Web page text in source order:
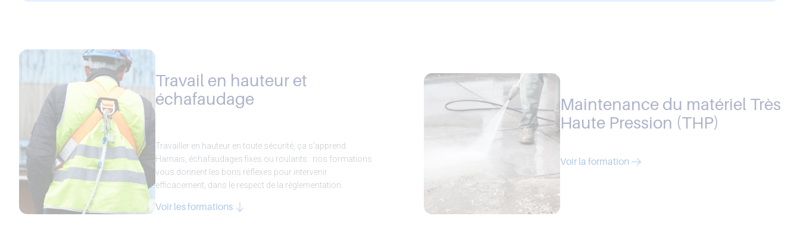
Travail en hauteur et
échafaudage
Travailler en hauteur en toute sécurité, ça s’apprend.
Harnais, échafaudages fixes ou roulants : nos formations
vous donnent les bons réflexes pour intervenir
efficacement, dans le respect de la réglementation.
Voir les formations
Maintenance du matériel Très
Haute Pression (THP)
Voir la formation